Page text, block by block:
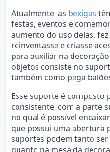
Atualmente, as bexigas
festas, eventos e
aumento do uso delas,
reinventasse e criasse
para auxiliar na
objetos consiste no
também como pega
Esse suporte é composto
consistente, com a parte
no qual é possível
que possui uma abertura
suportes podem tanto ser
quanto na mesa da